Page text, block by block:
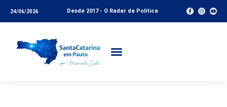
24/06/2026 Desde 2017 - O Radar da Política